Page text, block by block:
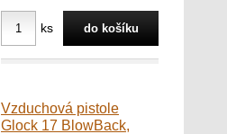
ks
Vzduchová pistole
Glock 17 BlowBack,